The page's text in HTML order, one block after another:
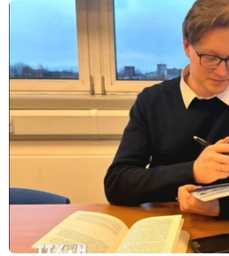
Bộ Ngoại giao Mỹ mở rộng
mạng xã hội đối với đương
thị thực
06/08/2026 22:52
Chủ tịch Quốc hội Trần
tiếp Đại sứ Hoa Kỳ Jennifer
06/08/2026 13:43